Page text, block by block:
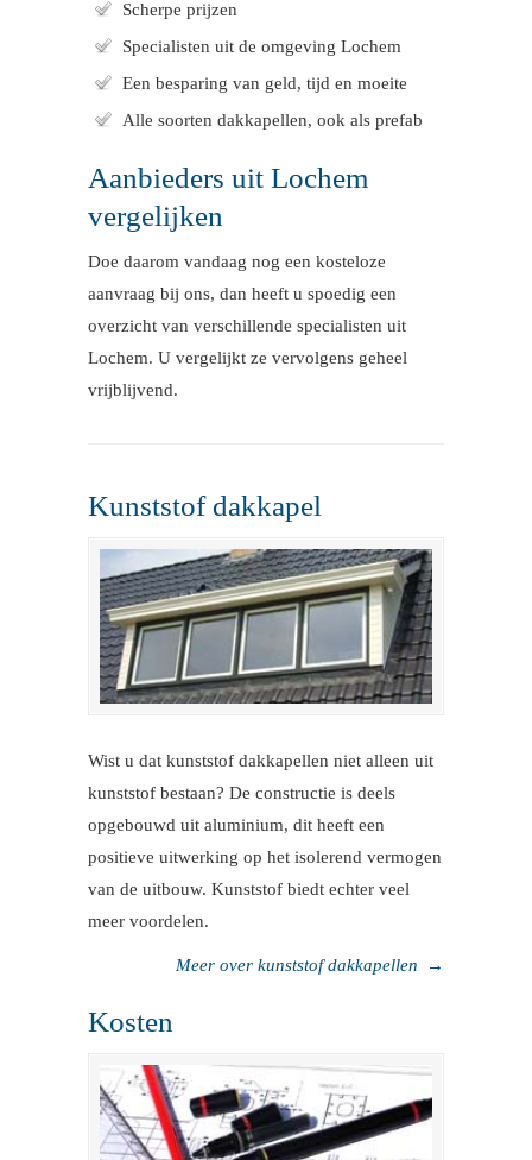
Scherpe prijzen
Specialisten uit de omgeving Lochem
Een besparing van geld, tijd en moeite
Alle soorten dakkapellen, ook als prefab
Aanbieders uit Lochem
vergelijken
Doe daarom vandaag nog een kosteloze
aanvraag bij ons, dan heeft u spoedig een
overzicht van verschillende specialisten uit
Lochem. U vergelijkt ze vervolgens geheel
vrijblijvend.
Kunststof dakkapel
Wist u dat kunststof dakkapellen niet alleen uit
kunststof bestaan? De constructie is deels
opgebouwd uit aluminium, dit heeft een
positieve uitwerking op het isolerend vermogen
van de uitbouw. Kunststof biedt echter veel
meer voordelen.
Meer over kunststof dakkapellen →
Kosten